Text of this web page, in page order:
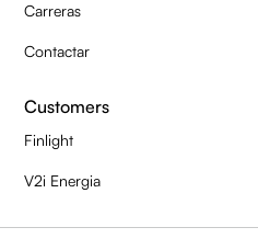
Carreras
Contactar
Customers
Finlight
V2i Energia